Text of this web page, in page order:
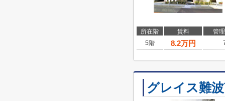
所在階 賃料
管
5階
8.2万円
グレイス難